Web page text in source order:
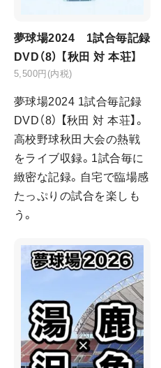
夢球場2024 1試合毎記録
DVD（8） 【秋田 対 本荘】
5,500円(内税)
夢球場2024 1試合毎記録
DVD（8） 【秋田 対 本荘】。
高校野球秋田大会の熱戦
をライブ収録。1試合毎に
緻密な記録。自宅で臨場感
たっぷりの試合を楽しも
う。